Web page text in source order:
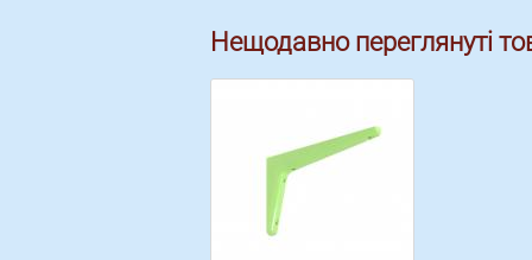
Нещодавно переглянуті